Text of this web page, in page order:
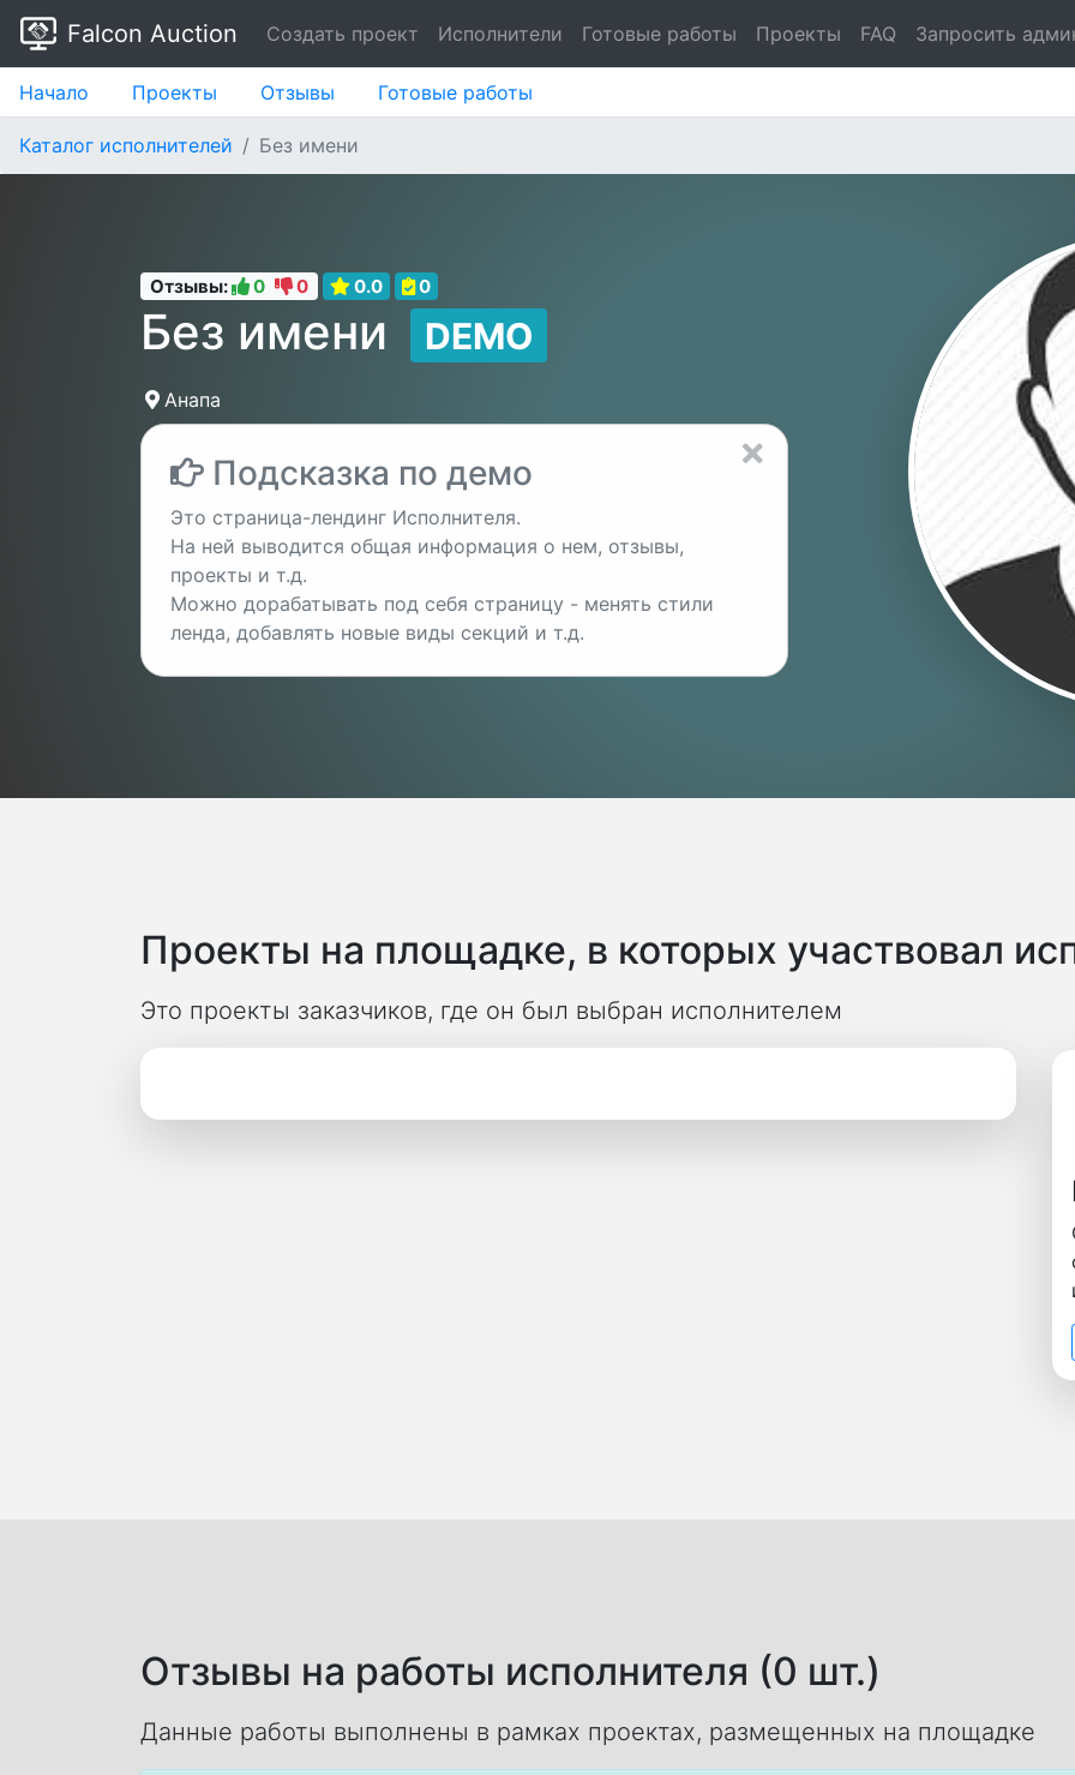
Falcon Auction Создать проект Исполнители Готовые работы Проекты FAQ Запросить
Начало Проекты Отзывы Готовые работы
Каталог исполнителей Без имени
Отзывы: 0 0 0.0 0
Без имени DEMO
Анапа
Подсказка по демо
Это страница-лендинг Исполнителя.
На ней выводится общая информация о нем, отзывы,
проекты и т.д.
Можно дорабатывать под себя страницу - менять стили
ленда, добавлять новые виды секций и т.д.
Проекты на площадке, в которых участвовал
Это проекты заказчиков, где он был выбран исполнителем
Отзывы на работы исполнителя (0 шт.)
Данные работы выполнены в рамках проектах, размещенных на площадке